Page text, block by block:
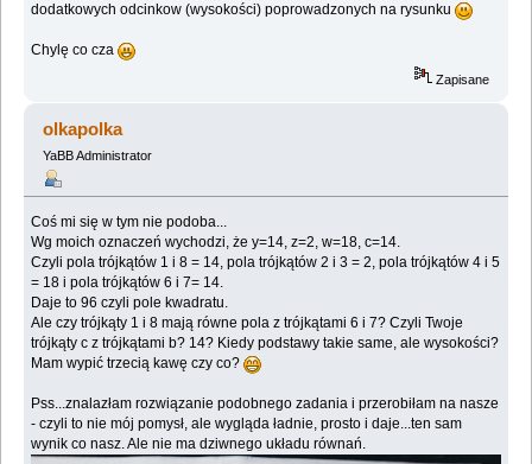
dodatkowych odcinkow (wysokości) poprowadzonych na rysunku
Chylę co cza
Zapisane
olkapolka
YaBB Administrator
Coś mi się w tym nie podoba...
Wg moich oznaczeń wychodzi, że y=14, z=2, w=18, c=14.
Czyli pola trójkątów 1 i 8 = 14, pola trójkątów 2 i 3 = 2, pola trójkątów 4 i 5
= 18 i pola trójkątów 6 i 7= 14.
Daje to 96 czyli pole kwadratu.
Ale czy trójkąty 1 i 8 mają równe pola z trójkątami 6 i 7? Czyli Twoje
trójkąty c z trójkątami b? 14? Kiedy podstawy takie same, ale wysokości?
Mam wypić trzecią kawę czy co?
Pss...znalazłam rozwiązanie podobnego zadania i przerobiłam na nasze
- czyli to nie mój pomysł, ale wygląda ładnie, prosto i daje...ten sam
wynik co nasz. Ale nie ma dziwnego układu równań.